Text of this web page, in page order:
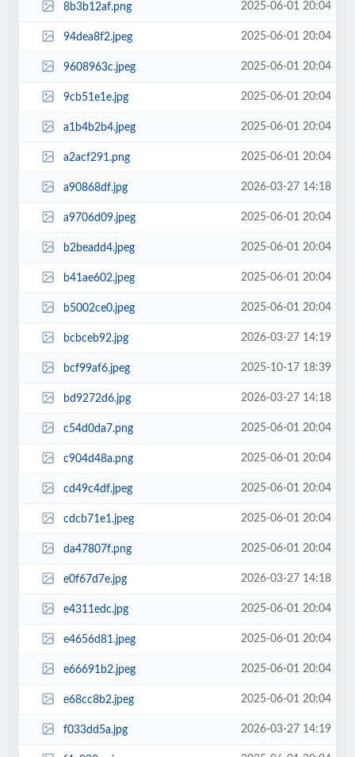
8b3b12af.png 2025-06-01 20:04
94dea8f2.jpeg 2025-06-01 20:04
9608963c.jpeg 2025-06-01 20:04
9cb51e1e.jpg 2025-06-01 20:04
a1b4b2b4.jpeg 2025-06-01 20:04
a2acf291.png 2025-06-01 20:04
a90868df.jpg 2026-03-27 14:18
a9706d09.jpeg 2025-06-01 20:04
b2beadd4.jpeg 2025-06-01 20:04
b41ae602.jpeg 2025-06-01 20:04
b5002ce0.jpeg 2025-06-01 20:04
bcbceb92.jpg 2026-03-27 14:19
bcf99af6.jpeg 2025-10-17 18:39
bd9272d6.jpg 2026-03-27 14:18
c54d0da7.png 2025-06-01 20:04
c904d48a.png 2025-06-01 20:04
cd49c4df.jpeg 2025-06-01 20:04
cdcb71e1.jpeg 2025-06-01 20:04
da47807f.png 2025-06-01 20:04
e0f67d7e.jpg 2026-03-27 14:18
e4311edc.jpg 2025-06-01 20:04
e4656d81.jpeg 2025-06-01 20:04
e66691b2.jpeg 2025-06-01 20:04
e68cc8b2.jpeg 2025-06-01 20:04
f033dd5a.jpg 2026-03-27 14:19